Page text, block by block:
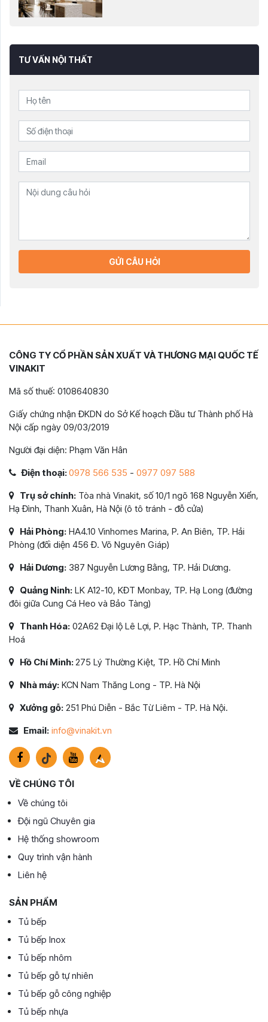
TƯ VẤN NỘI THẤT
GỬI CÂU HỎI
CÔNG TY CỔ PHẦN SẢN XUẤT VÀ THƯƠNG MẠI QUỐC TẾ
VINAKIT
Mã số thuế: 0108640830
Giấy chứng nhận ĐKDN do Sở Kế hoạch Đầu tư Thành phố Hà
Nội cấp ngày 09/03/2019
Người đại diện: Phạm Văn Hân
Điện thoại:0978 566 535 - 0977 097 588
Trụ sở chính: Tòa nhà Vinakit, số 10/1 ngõ 168 Nguyễn Xiển,
Hạ Đình, Thanh Xuân, Hà Nội (ô tô tránh - đỗ cửa)
Hải Phòng: HA4.10 Vinhomes Marina, P. An Biên, TP. Hải
Phòng (đối diện 456 Đ. Võ Nguyên Giáp)
Hải Dương: 387 Nguyễn Lương Bằng, TP. Hải Dương.
Quảng Ninh: LK A12-10, KĐT Monbay, TP. Hạ Long (đường
đôi giữa Cung Cá Heo và Bảo Tàng)
Thanh Hóa: 02A62 Đại lộ Lê Lợi, P. Hạc Thành, TP. Thanh
Hoá
Hồ Chí Minh:275 Lý Thường Kiệt, TP. Hồ Chí Minh
Nhà máy: KCN Nam Thăng Long - TP. Hà Nội
Xưởng gỗ: 251 Phú Diễn - Bắc Từ Liêm - TP. Hà Nội.
Email: info@vinakit.vn
VỀ CHÚNG TÔI
Về chúng tôi
Đội ngũ Chuyên gia
Hệ thống showroom
Quy trình vận hành
Liên hệ
SẢN PHẨM
Tủ bếp
Tủ bếp Inox
Tủ bếp nhôm
Tủ bếp gỗ tự nhiên
Tủ bếp gỗ công nghiệp
Tủ bếp nhựa